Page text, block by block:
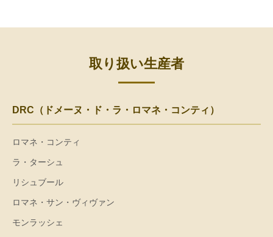
取り扱い生産者
DRC（ドメーヌ・ド・ラ・ロマネ・コンティ）
ロマネ・コンティ
ラ・ターシュ
リシュブール
ロマネ・サン・ヴィヴァン
モンラッシェ